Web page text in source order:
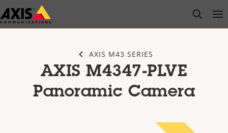
Przejdź
do
open
AXIS M43 SERIES
AXIS M4347-PLVE
Panoramic Camera